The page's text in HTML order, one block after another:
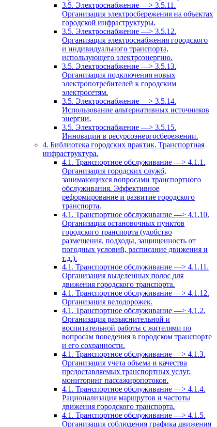
3.5. Электроснабжение —> 3.5.11.
Организация электросбережения на объектах
городской инфраструктуры.
3.5. Электроснабжение —> 3.5.12.
Организация электроснабжения городского
и индивидуального транспорта,
использующего электроэнергию.
3.5. Электроснабжение —> 3.5.13.
Организация подключения новых
электропотребителей к городским
электросетям.
3.5. Электроснабжение —> 3.5.14.
Использование альтернативных источников
энергии.
3.5. Электроснабжение —> 3.5.15.
Инновации в ресурсоэнергосбережении.
4. Библиотека городских практик. Транспортная
инфраструктура.
4.1. Транспортное обслуживание —> 4.1.1.
Организация городских служб,
занимающихся вопросами транспортного
обслуживания. Эффективное
реформирование и развитие городского
транспорта.
4.1. Транспортное обслуживание —> 4.1.10.
Организация остановочных пунктов
городского транспорта (удобство
размещения, подходы, защищенность от
погодных условий, расписание движения и
т.д.).
4.1. Транспортное обслуживание —> 4.1.11.
Организация выделенных полос для
движения городского транспорта.
4.1. Транспортное обслуживание —> 4.1.12.
Организация велодорожек.
4.1. Транспортное обслуживание —> 4.1.2.
Организация разъяснительной и
воспитательной работы с жителями по
вопросам поведения в городском транспорте
и его сохранности.
4.1. Транспортное обслуживание —> 4.1.3.
Организация учета объема и качества
предоставляемых транспортных услуг,
мониторинг пассажиропотоков.
4.1. Транспортное обслуживание —> 4.1.4.
Рационализация маршрутов и частоты
движения городского транспорта.
4.1. Транспортное обслуживание —> 4.1.5.
Организация соблюдения графика движения